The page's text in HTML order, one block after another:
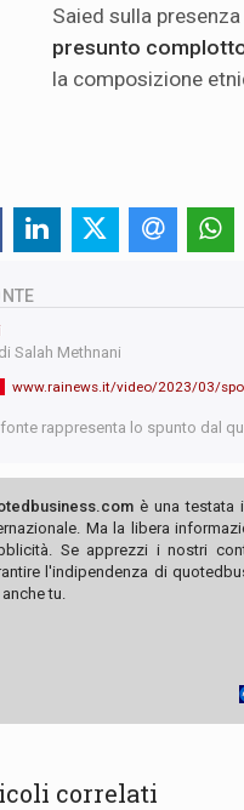
Saied sulla
presunto
la composizione
di Salah Methnani
rappresenta lo spunto dal
è una testata
Ma la libera
Se apprezzi i nostri
l'indipendenza di
tu.
correlati